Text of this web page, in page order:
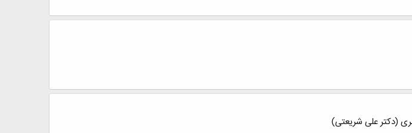
(دکتر علی شریعتی)